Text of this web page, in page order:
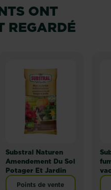
ONT
REGARDÉ
Substral Naturen
Amendement Du Sol
Potager Et Jardin
Points de vente